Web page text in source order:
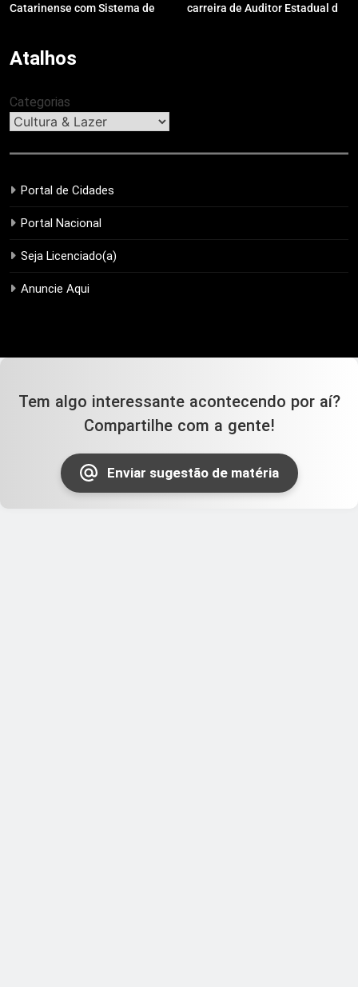
Catarinense com Sistema de
carreira de Auditor Estadual de
Atalhos
Categorias
Portal de Cidades
Portal Nacional
Seja Licenciado(a)
Anuncie Aqui
Tem algo interessante acontecendo por aí?
Compartilhe com a gente!
Enviar sugestão de matéria